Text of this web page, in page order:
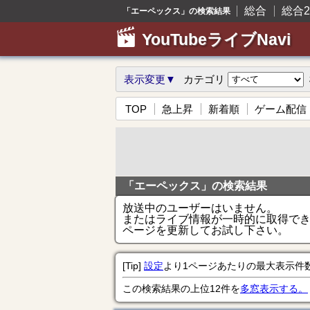
「エーペックス」の検索結果 総合 総合2
YouTubeライブNavi
表示変更▼ カテゴリ
TOP 急上昇 新着順 ゲーム配信
「エーペックス」の検索結果
放送中のユーザーはいません。
またはライブ情報が一時的に取得で
ページを更新してお試し下さい。
[Tip] 設定より1ページあたりの最大表示件
この検索結果の上位12件を多窓表示する。